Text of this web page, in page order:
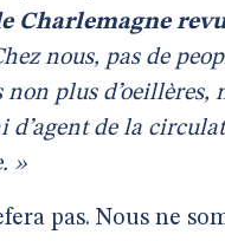
Charlemagne
nous, pas de
non plus d’oeillères,
d’agent de la
»
pas. Nous ne